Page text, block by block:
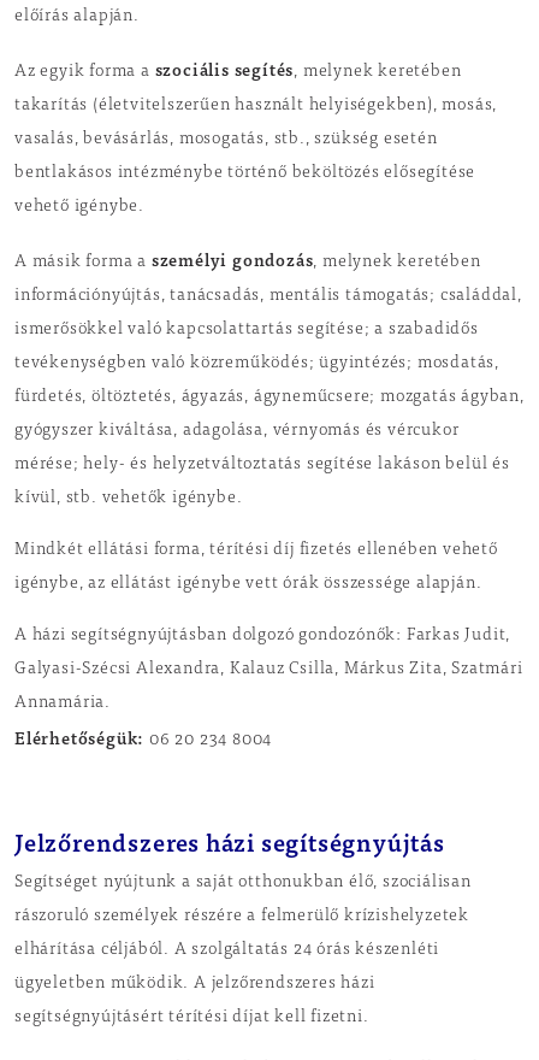
előírás alapján.
Az egyik forma a szociális segítés, melynek keretében
takarítás (életvitelszerűen használt helyiségekben), mosás,
vasalás, bevásárlás, mosogatás, stb., szükség esetén
bentlakásos intézménybe történő beköltözés elősegítése
vehető igénybe.
A másik forma a személyi gondozás, melynek keretében
információnyújtás, tanácsadás, mentális támogatás; családdal,
ismerősökkel való kapcsolattartás segítése; a szabadidős
tevékenységben való közreműködés; ügyintézés; mosdatás,
fürdetés, öltöztetés, ágyazás, ágyneműcsere; mozgatás ágyban,
gyógyszer kiváltása, adagolása, vérnyomás és vércukor
mérése; hely- és helyzetváltoztatás segítése lakáson belül és
kívül, stb. vehetők igénybe.
Mindkét ellátási forma, térítési díj fizetés ellenében vehető
igénybe, az ellátást igénybe vett órák összessége alapján.
A házi segítségnyújtásban dolgozó gondozónők: Farkas Judit,
Galyasi-Szécsi Alexandra, Kalauz Csilla, Márkus Zita, Szatmári
Annamária.
Elérhetőségük: 06 20 234 8004
Jelzőrendszeres házi segítségnyújtás
Segítséget nyújtunk a saját otthonukban élő, szociálisan
rászoruló személyek részére a felmerülő krízishelyzetek
elhárítása céljából. A szolgáltatás 24 órás készenléti
ügyeletben működik. A jelzőrendszeres házi
segítségnyújtásért térítési díjat kell fizetni.